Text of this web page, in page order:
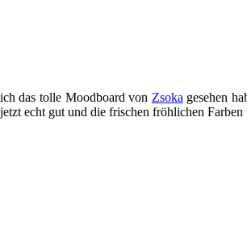
das tolle Moodboard von Zsoka gesehen
echt gut und die frischen fröhlichen